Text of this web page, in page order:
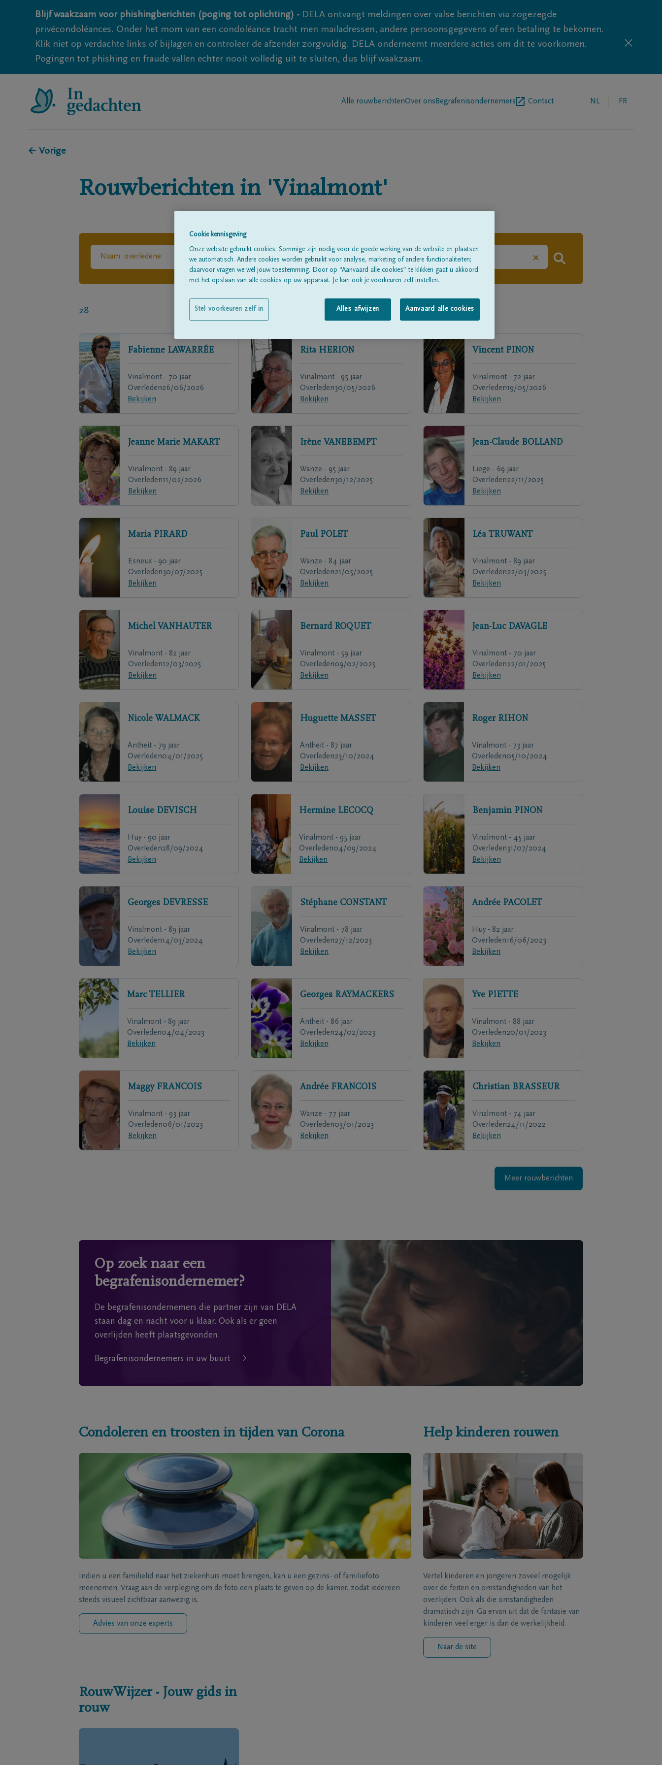
Blijf waakzaam voor phishingberichten (poging tot oplichting) - DELA ontvangt meldingen over valse berichten via zogezegde
privécondoléances. Onder het mom van een condoléance tracht men mailadressen, andere persoonsgegevens of een betaling te bekomen.
Klik niet op verdachte links of bijlagen en controleer de afzender zorgvuldig. DELA onderneemt meerdere acties om dit te voorkomen.
Pogingen tot phishing en fraude vallen echter nooit volledig uit te sluiten, dus blijf waakzaam.
Alle rouwberichtenOver ons Begrafenisondernemers Contact NL FR
← Vorige
Rouwberichten in 'Vinalmont'
×
28
Fabienne LAWARRÉE
Vinalmont - 70 jaar
Overleden26/06/2026
Bekijken
Rita HERION
Vinalmont - 95 jaar
Overleden30/05/2026
Bekijken
Vincent PINON
Vinalmont - 72 jaar
Overleden19/05/2026
Bekijken
Jeanne Marie MAKART
Vinalmont - 89 jaar
Overleden11/02/2026
Bekijken
Irène VANEBEMPT
Wanze - 95 jaar
Overleden30/12/2025
Bekijken
Jean-Claude BOLLAND
Liege - 69 jaar
Overleden22/11/2025
Bekijken
Maria PIRARD
Esneux - 90 jaar
Overleden30/07/2025
Bekijken
Paul POLET
Wanze - 84 jaar
Overleden21/05/2025
Bekijken
Léa TRUWANT
Vinalmont - 89 jaar
Overleden22/03/2025
Bekijken
Michel VANHAUTER
Vinalmont - 82 jaar
Overleden12/03/2025
Bekijken
Bernard ROQUET
Vinalmont - 59 jaar
Overleden09/02/2025
Bekijken
Jean-Luc DAVAGLE
Vinalmont - 70 jaar
Overleden22/01/2025
Bekijken
Nicole WALMACK
Antheit - 79 jaar
Overleden04/01/2025
Bekijken
Huguette MASSET
Antheit - 87 jaar
Overleden23/10/2024
Bekijken
Roger RIHON
Vinalmont - 73 jaar
Overleden05/10/2024
Bekijken
Louise DEVISCH
Huy - 90 jaar
Overleden28/09/2024
Bekijken
Hermine LECOCQ
Vinalmont - 95 jaar
Overleden04/09/2024
Bekijken
Benjamin PINON
Vinalmont - 45 jaar
Overleden31/07/2024
Bekijken
Georges DEVRESSE
Vinalmont - 89 jaar
Overleden14/03/2024
Bekijken
Stéphane CONSTANT
Vinalmont - 78 jaar
Overleden27/12/2023
Bekijken
Andrée PACOLET
Huy - 82 jaar
Overleden16/06/2023
Bekijken
Marc TELLIER
Vinalmont - 89 jaar
Overleden04/04/2023
Bekijken
Georges RAYMACKERS
Antheit - 86 jaar
Overleden24/02/2023
Bekijken
Yve PIETTE
Vinalmont - 88 jaar
Overleden20/01/2023
Bekijken
Maggy FRANCOIS
Vinalmont - 93 jaar
Overleden06/01/2023
Bekijken
Andrée FRANCOIS
Wanze - 77 jaar
Overleden03/01/2023
Bekijken
Christian BRASSEUR
Vinalmont - 74 jaar
Overleden24/11/2022
Bekijken
Meer rouwberichten
Op zoek naar een
begrafenisondernemer?
De begrafenisondernemers die partner zijn van DELA
staan dag en nacht voor u klaar. Ook als er geen
overlijden heeft plaatsgevonden.
Begrafenisondernemers in uw buurt
Condoleren en troosten in tijden van Corona
Indien u een familielid naar het ziekenhuis moet brengen, kan u een gezins- of familiefoto
meenemen. Vraag aan de verpleging om de foto een plaats te geven op de kamer, zodat iedereen
steeds visueel zichtbaar aanwezig is.
Advies van onze experts
Help kinderen rouwen
Vertel kinderen en jongeren zoveel mogelijk
over de feiten en omstandigheden van het
overlijden. Ook als die omstandigheden
dramatisch zijn. Ga ervan uit dat de fantasie van
kinderen veel erger is dan de werkelijkheid.
Naar de site
RouwWijzer - Jouw gids in
rouw
Cookie kennisgeving
Onze website gebruikt cookies. Sommige zijn nodig voor de goede werking van de website en plaatsen
we automatisch. Andere cookies worden gebruikt voor analyse, marketing of andere functionaliteiten;
daarvoor vragen we wél jouw toestemming. Door op “Aanvaard alle cookies” te klikken gaat u akkoord
met het opslaan van alle cookies op uw apparaat. Je kan ook je voorkeuren zelf instellen.
Alles afwijzen Aanvaard alle cookies
Stel voorkeuren zelf in